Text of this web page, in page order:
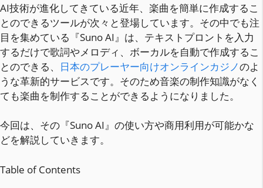
AI技術が進化してきている近年、楽曲を簡単に作成するこ
とのできるツールが次々と登場しています。その中でも注
目を集めている『Suno AI』は、テキストプロントを入力
するだけで歌詞やメロディ、ボーカルを自動で作成するこ
とのできる、 日本のプレーヤー向けオンラインカジノのよ
うな革新的サービスです。そのため音楽の制作知識がなく
ても楽曲を制作することができるようになりました。
今回は、その『Suno AI』の使い方や商用利用が可能かな
どを解説していきます。
Table of Contents